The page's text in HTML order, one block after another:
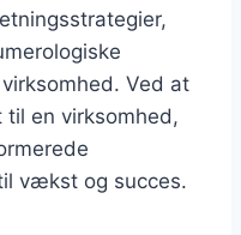
Ved at
en virksomhed,
vækst og succes.